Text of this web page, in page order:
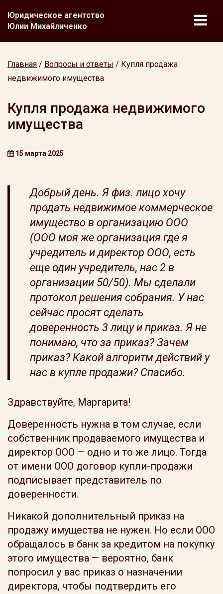
Юридическое агентство
Юлии Михайличенко
Главная / Вопросы и ответы / Купля продажа
недвижимого имущества
Купля продажа недвижимого
имущества
15 марта 2025
Добрый день. Я физ. лицо хочу
продать недвижимое коммерческое
имущество в организацию ООО
(ООО моя же организация где я
учредитель и директор ООО, есть
еще один учредитель, нас 2 в
организации 50/50). Мы сделали
протокол решения собрания. У нас
сейчас просят сделать
доверенность 3 лицу и приказ. Я не
понимаю, что за приказ? Зачем
приказ? Какой алгоритм действий у
нас в купле продажи? Спасибо.
Здравствуйте, Маргарита!
Доверенность нужна в том случае, если
собственник продаваемого имущества и
директор ООО — одно и то же лицо. Тогда
от имени ООО договор купли-продажи
подписывает представитель по
доверенности.
Никакой дополнительный приказ на
продажу имущества не нужен. Но если ООО
обращалось в банк за кредитом на покупку
этого имущества — вероятно, банк
попросил у вас приказ о назначении
директора, чтобы подтвердить его